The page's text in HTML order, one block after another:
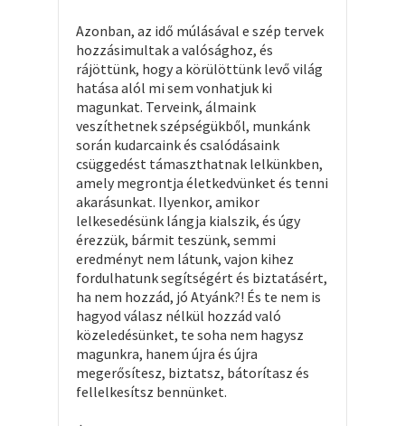
Azonban, az idő múlásával e szép tervek
hozzásimultak a valósághoz, és
rájöttünk, hogy a körülöttünk levő világ
hatása alól mi sem vonhatjuk ki
magunkat. Terveink, álmaink
veszíthetnek szépségükből, munkánk
során kudarcaink és csalódásaink
csüggedést támaszthatnak lelkünkben,
amely megrontja életkedvünket és tenni
akarásunkat. Ilyenkor, amikor
lelkesedésünk lángja kialszik, és úgy
érezzük, bármit teszünk, semmi
eredményt nem látunk, vajon kihez
fordulhatunk segítségért és biztatásért,
ha nem hozzád, jó Atyánk?! És te nem is
hagyod válasz nélkül hozzád való
közeledésünket, te soha nem hagysz
magunkra, hanem újra és újra
megerősítesz, biztatsz, bátorítasz és
fellelkesítsz bennünket.